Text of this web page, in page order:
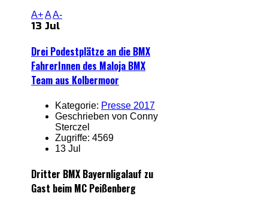
A+AA-
13 Jul
Drei Podestplätze an die BMX
FahrerInnen des Maloja BMX
Team aus Kolbermoor
Kategorie: Presse 2017
Geschrieben von Conny
Sterczel
Zugriffe: 4569
13 Jul
Dritter BMX Bayernligalauf zu
Gast beim MC Peißenberg